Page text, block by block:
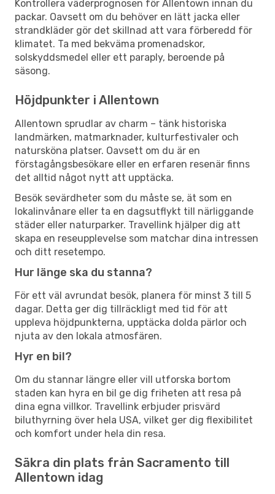
Kontrollera väderprognosen för Allentown innan du
packar. Oavsett om du behöver en lätt jacka eller
strandkläder gör det skillnad att vara förberedd för
klimatet. Ta med bekväma promenadskor,
solskyddsmedel eller ett paraply, beroende på
säsong.
Höjdpunkter i Allentown
Allentown sprudlar av charm – tänk historiska
landmärken, matmarknader, kulturfestivaler och
natursköna platser. Oavsett om du är en
förstagångsbesökare eller en erfaren resenär finns
det alltid något nytt att upptäcka.
Besök sevärdheter som du måste se, ät som en
lokalinvånare eller ta en dagsutflykt till närliggande
städer eller naturparker. Travellink hjälper dig att
skapa en reseupplevelse som matchar dina intressen
och ditt resetempo.
Hur länge ska du stanna?
För ett väl avrundat besök, planera för minst 3 till 5
dagar. Detta ger dig tillräckligt med tid för att
uppleva höjdpunkterna, upptäcka dolda pärlor och
njuta av den lokala atmosfären.
Hyr en bil?
Om du stannar längre eller vill utforska bortom
staden kan hyra en bil ge dig friheten att resa på
dina egna villkor. Travellink erbjuder prisvärd
biluthyrning över hela USA, vilket ger dig flexibilitet
och komfort under hela din resa.
Säkra din plats från Sacramento till
Allentown idag